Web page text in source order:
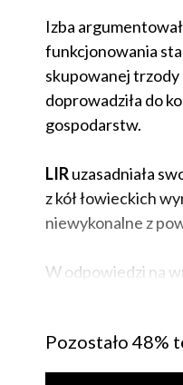
Izba
funkcjonowania
skupowanej trzody
doprowadziła do
gospodarstw.
LIRuzasadniała
z kół łowieckich
niewykonalne z
W odpowiedzi na
Pozostało 48%